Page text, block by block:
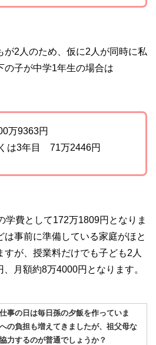
が2人のため、仮に2人が同時に私
の子が中学1年生の場合は
万9363円
は3年目 71万2446円
学費として172万1809円となりま
は事前に準備している家庭がほと
すが、授業料だけでも子ども2人
月額約8万4000円となります。
事の日は毎日孫の夕飯を作っていま
の負担も増えてきましたが、祖父母な
力するのが普通でしょうか？